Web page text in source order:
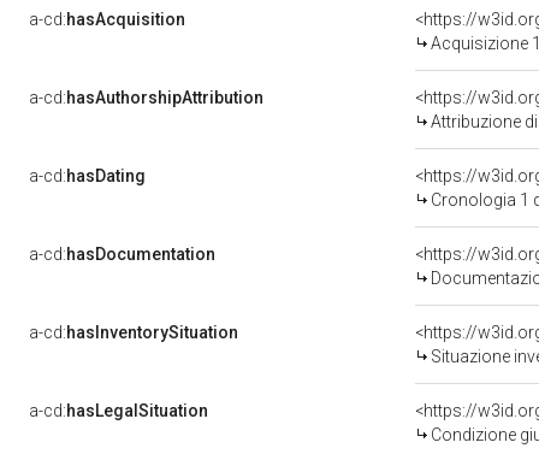
a-cd:hasAcquisition
<https://
Acquisizione
a-cd:hasAuthorshipAttribution
Attribuzione
a-cd:hasDating
<https://
Cronologia 1
a-cd:hasDocumentation
a-cd:hasInventorySituation
<https://
Situazione
a-cd:hasLegalSituation
<https://
Condizione